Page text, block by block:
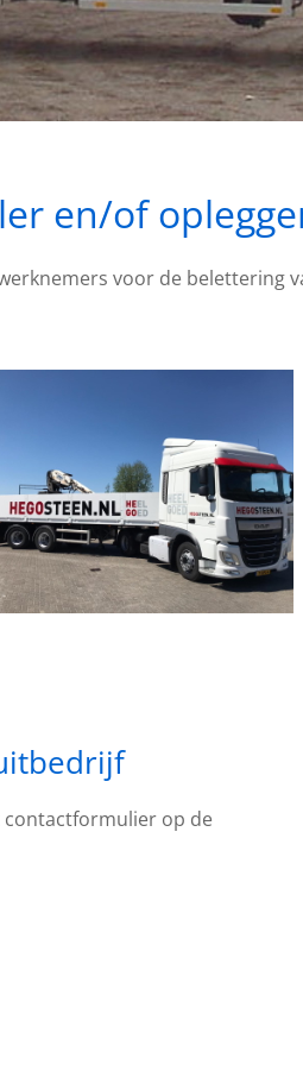
en/of
voor de belettering
contactformulier op de